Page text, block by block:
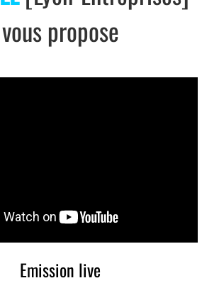
vous propose
Emission live